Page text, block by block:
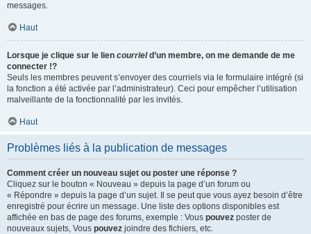
messages.
Haut
Lorsque je clique sur le lien courrield’un membre, on me demande de me
connecter !?
Seuls les membres peuvent s’envoyer des courriels via le formulaire intégré (si
la fonction a été activée par l’administrateur). Ceci pour empêcher l’utilisation
malveillante de la fonctionnalité par les invités.
Haut
Problèmes liés à la publication de messages
Comment créer un nouveau sujet ou poster une réponse ?
Cliquez sur le bouton « Nouveau » depuis la page d’un forum ou
« Répondre » depuis la page d’un sujet. Il se peut que vous ayez besoin d’être
enregistré pour écrire un message. Une liste des options disponibles est
affichée en bas de page des forums, exemple : Vous pouvez poster de
nouveaux sujets, Vous pouvez joindre des fichiers, etc.